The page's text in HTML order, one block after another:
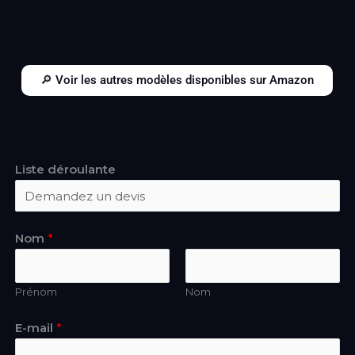
🔎 Voir les autres modèles disponibles sur Amazon
Liste déroulante
Nom*
Prénom Nom
E-mail*